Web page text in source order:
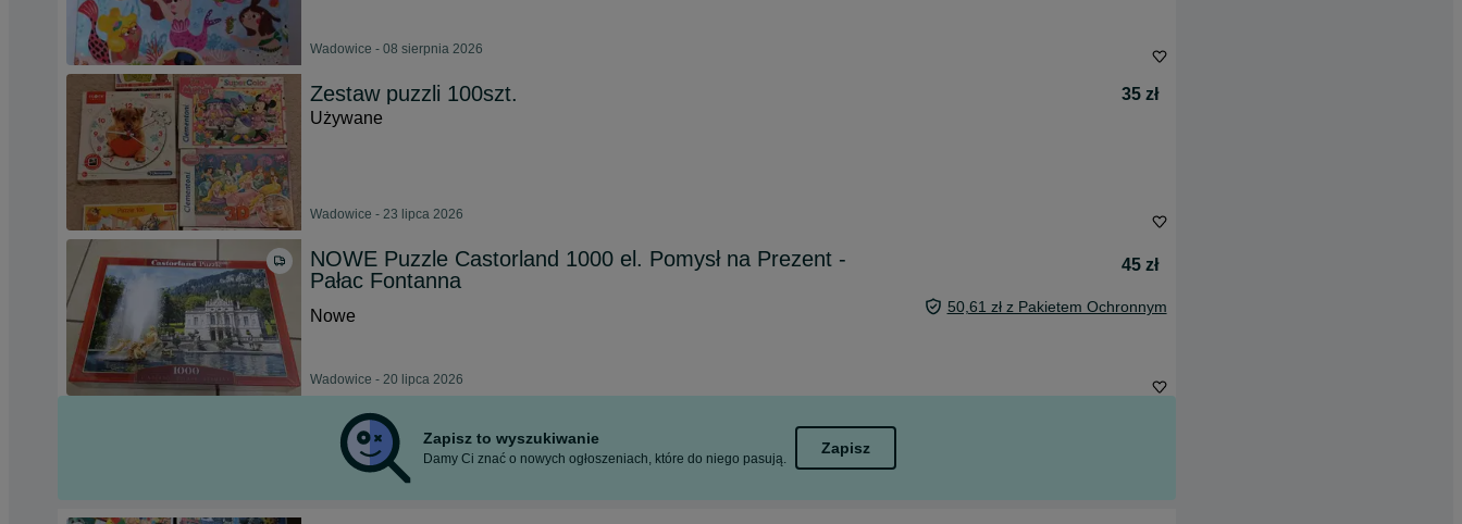
Wadowice - 08 sierpnia 2026
Zestaw puzzli 100szt.
35 zł
Używane
Wadowice - 23 lipca 2026
NOWE Puzzle Castorland 1000 el. Pomysł na Prezent -
Pałac Fontanna
45 zł
Nowe 50,61 zł z Pakietem Ochronnym
Wadowice - 20 lipca 2026
Zapisz to wyszukiwanie
Damy Ci znać o nowych ogłoszeniach, które do niego pasują.
Zapisz